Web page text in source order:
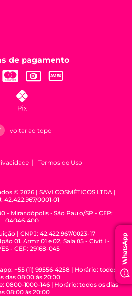
de pagamento
voltar ao topo
Termos de Uso
© 2026 | SAVI COSMÉTICOS LTDA |
42.422.967/0001-01
- Mirandópolis - São Paulo/SP - CEP:
04046-400
| CNPJ: 42.422.967/0023-17
01. Armz 01 e 02, Sala 05 - Civit I -
- CEP: 29168-045
+55 (11) 99556-4258 | Horário: todos
das 08:00 às 20:00
0800-1000-146 | Horário: todos os dias
08:00 às 20:00
WhatsApp